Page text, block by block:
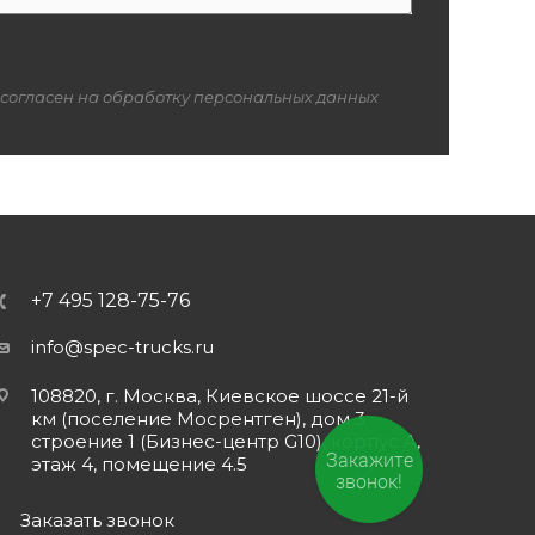
на обработку персональных данных
+7 495 128-75-76
info@spec-trucks.ru
108820, г. Москва, Киевское шоссе 21-й
км (поселение Мосрентген), дом 3
строение 1 (Бизнес-центр G10), корпус А,
этаж 4, помещение 4.5
Заказать звонок
Закажите
звонок!